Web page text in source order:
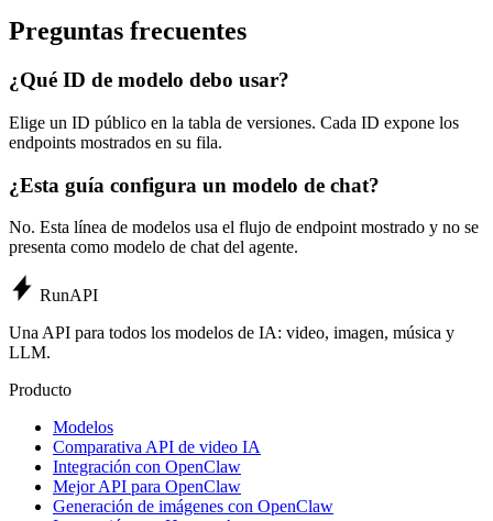
Preguntas frecuentes
¿Qué ID de modelo debo usar?
Elige un ID público en la tabla de versiones. Cada ID expone los
endpoints mostrados en su fila.
¿Esta guía configura un modelo de chat?
No. Esta línea de modelos usa el flujo de endpoint mostrado y no se
presenta como modelo de chat del agente.
RunAPI
Una API para todos los modelos de IA: video, imagen, música y
LLM.
Producto
Modelos
Comparativa API de video IA
Integración con OpenClaw
Mejor API para OpenClaw
Generación de imágenes con OpenClaw